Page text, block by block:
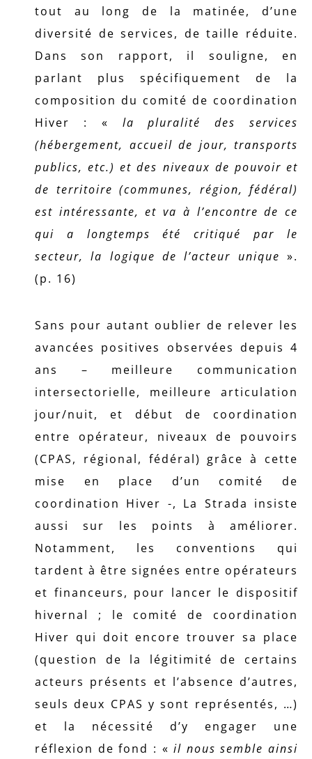
tout au long de la matinée, d’une
diversité de services, de taille réduite.
Dans son rapport, il souligne, en
parlant plus spécifiquement de la
composition du comité de coordination
Hiver : « la pluralité des services
(hébergement, accueil de jour, transports
publics, etc.) et des niveaux de pouvoir et
de territoire (communes, région, fédéral)
est intéressante, et va à l’encontre de ce
qui a longtemps été critiqué par le
secteur, la logique de l’acteur unique ».
(p. 16)
Sans pour autant oublier de relever les
avancées positives observées depuis 4
ans – meilleure communication
intersectorielle, meilleure articulation
jour/nuit, et début de coordination
entre opérateur, niveaux de pouvoirs
(CPAS, régional, fédéral) grâce à cette
mise en place d’un comité de
coordination Hiver -, La Strada insiste
aussi sur les points à améliorer.
Notamment, les conventions qui
tardent à être signées entre opérateurs
et financeurs, pour lancer le dispositif
hivernal ; le comité de coordination
Hiver qui doit encore trouver sa place
(question de la légitimité de certains
acteurs présents et l’absence d’autres,
seuls deux CPAS y sont représentés, …)
et la nécessité d’y engager une
réflexion de fond : «il nous semble ainsi